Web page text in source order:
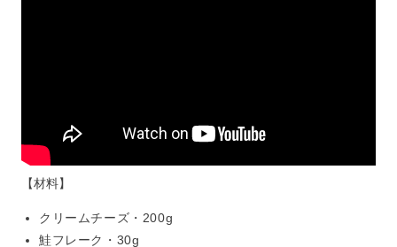
【材料】
クリームチーズ・200g
鮭フレーク・30g